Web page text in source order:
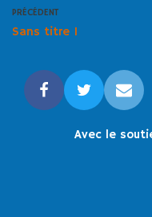
PRÉCÉDENT
Sans titre 1
Avec le